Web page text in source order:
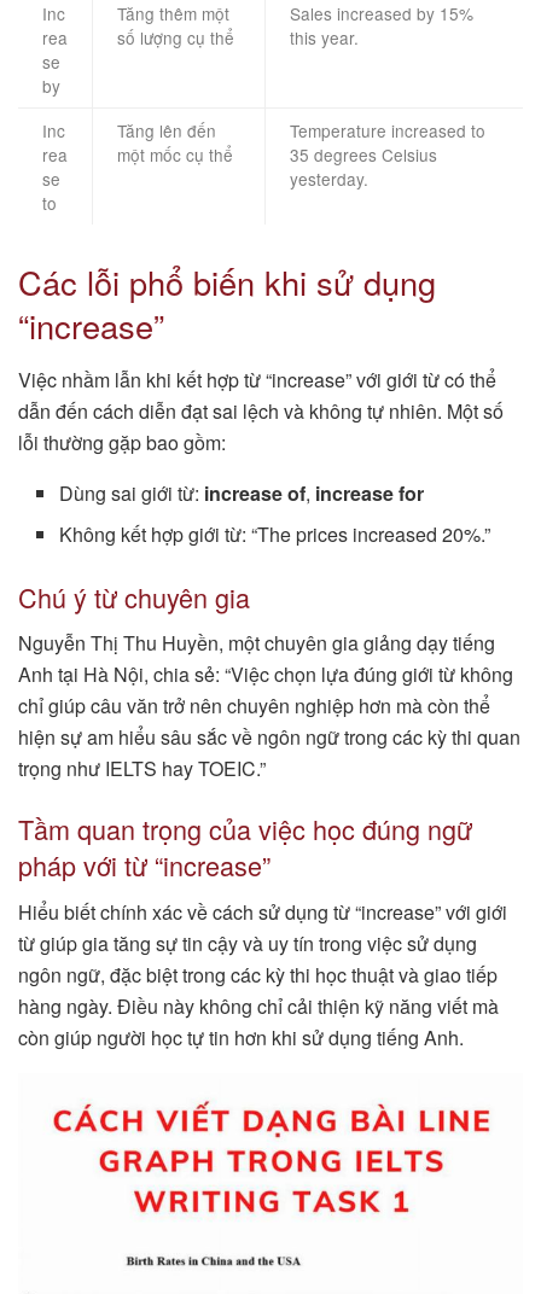
Inc
rea
se
by
Tăng thêm một
số lượng cụ thể
Sales increased by 15%
this year.
Inc
rea
se
to
Tăng lên đến
một mốc cụ thể
Temperature increased to
35 degrees Celsius
yesterday.
Các lỗi phổ biến khi sử dụng
“increase”
Việc nhầm lẫn khi kết hợp từ “increase” với giới từ có thể
dẫn đến cách diễn đạt sai lệch và không tự nhiên. Một số
lỗi thường gặp bao gồm:
Dùng sai giới từ: increase of, increase for
Không kết hợp giới từ: “The prices increased 20%.”
Chú ý từ chuyên gia
Nguyễn Thị Thu Huyền, một chuyên gia giảng dạy tiếng
Anh tại Hà Nội, chia sẻ: “Việc chọn lựa đúng giới từ không
chỉ giúp câu văn trở nên chuyên nghiệp hơn mà còn thể
hiện sự am hiểu sâu sắc về ngôn ngữ trong các kỳ thi quan
trọng như IELTS hay TOEIC.”
Tầm quan trọng của việc học đúng ngữ
pháp với từ “increase”
Hiểu biết chính xác về cách sử dụng từ “increase” với giới
từ giúp gia tăng sự tin cậy và uy tín trong việc sử dụng
ngôn ngữ, đặc biệt trong các kỳ thi học thuật và giao tiếp
hàng ngày. Điều này không chỉ cải thiện kỹ năng viết mà
còn giúp người học tự tin hơn khi sử dụng tiếng Anh.